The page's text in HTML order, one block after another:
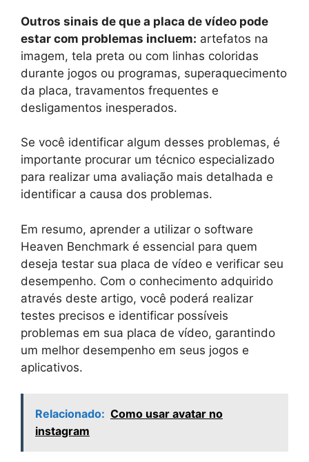
Outros sinais de que a placa de vídeo pode
estar com problemas incluem: artefatos na
imagem, tela preta ou com linhas coloridas
durante jogos ou programas, superaquecimento
da placa, travamentos frequentes e
desligamentos inesperados.
Se você identificar algum desses problemas, é
importante procurar um técnico especializado
para realizar uma avaliação mais detalhada e
identificar a causa dos problemas.
Em resumo, aprender a utilizar o software
Heaven Benchmark é essencial para quem
deseja testar sua placa de vídeo e verificar seu
desempenho. Com o conhecimento adquirido
através deste artigo, você poderá realizar
testes precisos e identificar possíveis
problemas em sua placa de vídeo, garantindo
um melhor desempenho em seus jogos e
aplicativos.
Relacionado: Como usar avatar no
instagram